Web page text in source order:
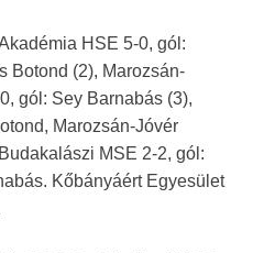
HSE 5-0, gól:
Botond (2), Marozsán-
gól: Sey Barnabás (3),
Marozsán-Jóvér
MSE 2-2, gól:
Kőbányáért Egyesület